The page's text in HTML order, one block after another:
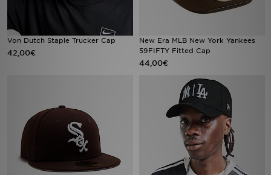
Von Dutch Staple Trucker Cap
42,00€
New Era MLB New York Yankees
59FIFTY Fitted Cap
44,00€